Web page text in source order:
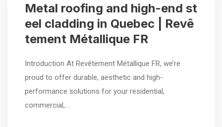
Metal roofing and high-end st
eel cladding in Quebec | Revê
tement Métallique FR
Introduction At Revêtement Métallique FR, we’re
proud to offer durable, aesthetic and high-
performance solutions for your residential,
commercial,…